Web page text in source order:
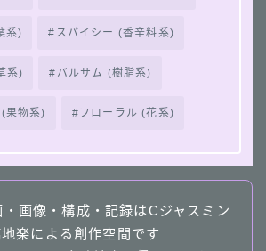
系) スパイシー (香辛料系)
系) バルサム (樹脂系)
果物系) フローラル (花系)
画像・構成・記録はCジャスミン
楽による創作空間です